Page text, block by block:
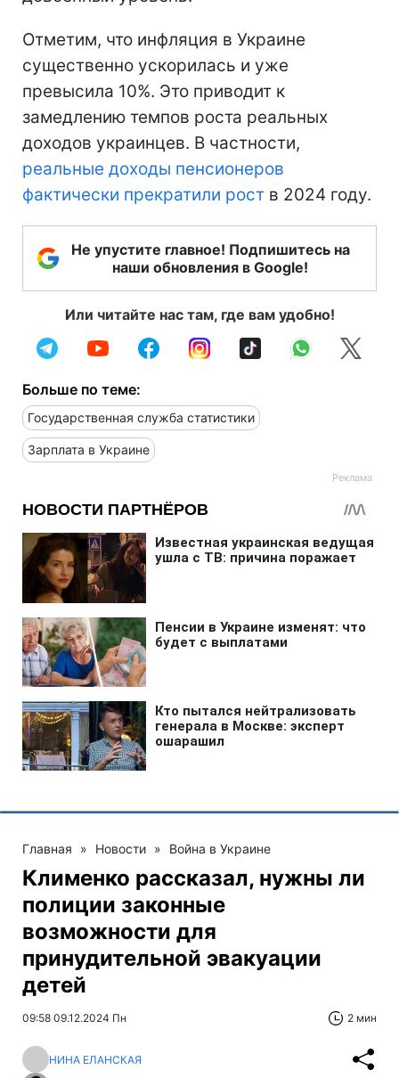
Отметим, что инфляция в Украине
существенно ускорилась и уже
превысила 10%. Это приводит к
замедлению темпов роста реальных
доходов украинцев. В частности,
реальные доходы пенсионеров
фактически прекратили рост в 2024 году.
Не упустите главное! Подпишитесь на
наши обновления в Google!
Или читайте нас там, где вам удобно!
Больше по теме:
Государственная служба статистики
Зарплата в Украине
Главная » Новости » Война в Украине
Клименко рассказал, нужны ли
полиции законные
возможности для
принудительной эвакуации
детей
09:58 09.12.2024 Пн 2 мин
НИНА ЕЛАНСКАЯ